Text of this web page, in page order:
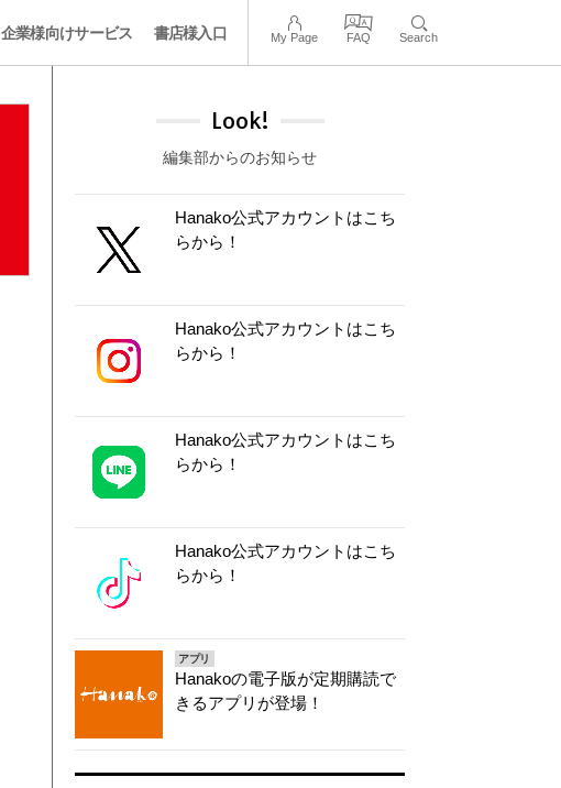
企業様向けサービス 書店様入口 My Page FAQ Search
Look!
編集部からのお知らせ
Hanako公式アカウントはこち
らから！
Hanako公式アカウントはこち
らから！
Hanako公式アカウントはこち
らから！
Hanako公式アカウントはこち
らから！
アプリ
Hanakoの電子版が定期購読で
きるアプリが登場！